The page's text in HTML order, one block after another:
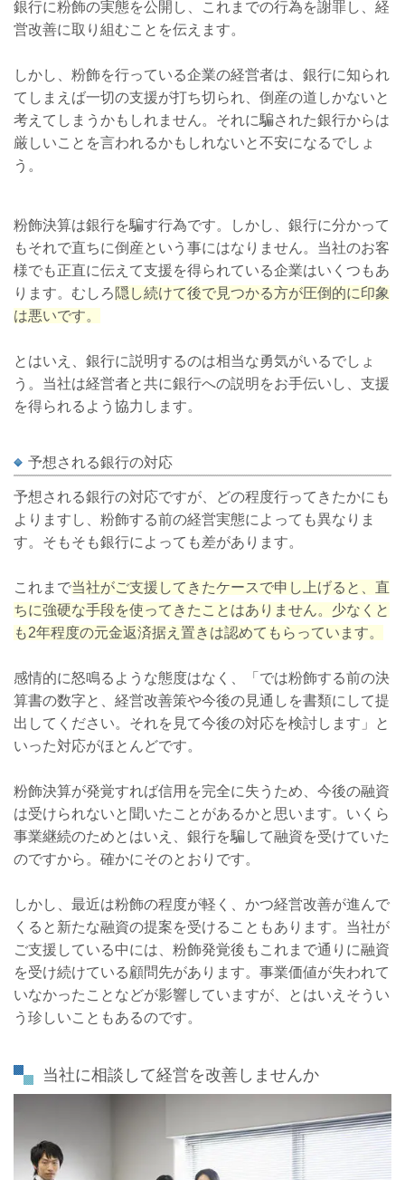
銀行に粉飾の実態を公開し、これまでの行為を謝罪し、経
営改善に取り組むことを伝えます。
しかし、粉飾を行っている企業の経営者は、銀行に知られ
てしまえば一切の支援が打ち切られ、倒産の道しかないと
考えてしまうかもしれません。それに騙された銀行からは
厳しいことを言われるかもしれないと不安になるでしょ
う。
粉飾決算は銀行を騙す行為です。しかし、銀行に分かって
もそれで直ちに倒産という事にはなりません。当社のお客
様でも正直に伝えて支援を得られている企業はいくつもあ
ります。むしろ 隠し続けて後で見つかる方が圧倒的に印象
は悪いです。
とはいえ、銀行に説明するのは相当な勇気がいるでしょ
う。当社は経営者と共に銀行への説明をお手伝いし、支援
を得られるよう協力します。
予想される銀行の対応
予想される銀行の対応ですが、どの程度行ってきたかにも
よりますし、粉飾する前の経営実態によっても異なりま
す。そもそも銀行によっても差があります。
これまで当社がご支援してきたケースで申し上げると、直
ちに強硬な手段を使ってきたことはありません。少なくと
も2年程度の元金返済据え置きは認めてもらっています。
感情的に怒鳴るような態度はなく、「では粉飾する前の決
算書の数字と、経営改善策や今後の見通しを書類にして提
出してください。それを見て今後の対応を検討します」と
いった対応がほとんどです。
粉飾決算が発覚すれば信用を完全に失うため、今後の融資
は受けられないと聞いたことがあるかと思います。いくら
事業継続のためとはいえ、銀行を騙して融資を受けていた
のですから。確かにそのとおりです。
しかし、最近は粉飾の程度が軽く、かつ経営改善が進んで
くると新たな融資の提案を受けることもあります。当社が
ご支援している中には、粉飾発覚後もこれまで通りに融資
を受け続けている顧問先があります。事業価値が失われて
いなかったことなどが影響していますが、とはいえそうい
う珍しいこともあるのです。
当社に相談して経営を改善しませんか